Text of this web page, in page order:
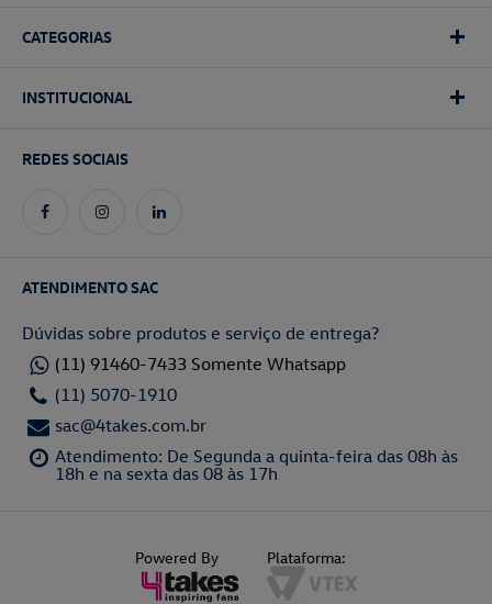
CATEGORIAS
INSTITUCIONAL
REDES SOCIAIS
ATENDIMENTO SAC
Dúvidas sobre produtos e serviço de entrega?
(11) 91460-7433 Somente Whatsapp
(11) 5070-1910
sac@4takes.com.br
Atendimento: De Segunda a quinta-feira das 08h às
18h e na sexta das 08 às 17h
Powered By Plataforma: